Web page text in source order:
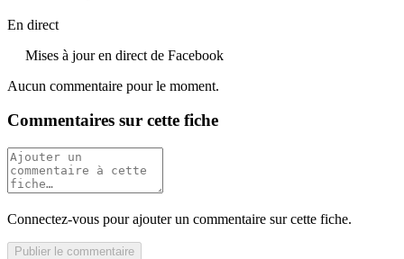
En direct
Mises à jour en direct de Facebook
Aucun commentaire pour le moment.
Commentaires sur cette fiche
Connectez-vous pour ajouter un commentaire sur cette fiche.
Publier le commentaire